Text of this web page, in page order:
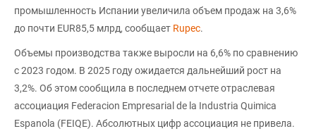
промышленность Испании увеличила объем продаж на 3,6%
до почти EUR85,5 млрд, сообщает Rupec.
Объемы производства также выросли на 6,6% по сравнению
с 2023 годом. В 2025 году ожидается дальнейший рост на
3,2%. Об этом сообщила в последнем отчете отраслевая
ассоциация Federacion Empresarial de la Industria Quimica
Espanola (FEIQE). Абсолютных цифр ассоциация не привела.